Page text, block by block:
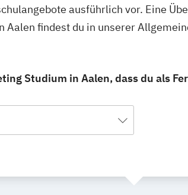
ausführlich vor. Eine
Aalen findest du in unserer
Studium in Aalen, dass du als